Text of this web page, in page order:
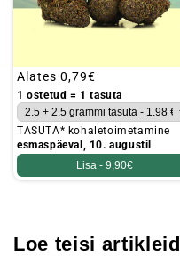
Tavaline
hind
Alates 0,79€
1 ostetud = 1 tasuta
TASUTA* kohaletoimetamine
esmaspäeval, 10. augustil
Lisa - 9,90€
Loe teisi artikleid